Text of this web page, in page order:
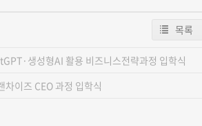
목록
생성형AI 활용 비즈니스전략과정 입학식
차이즈 CEO 과정 입학식